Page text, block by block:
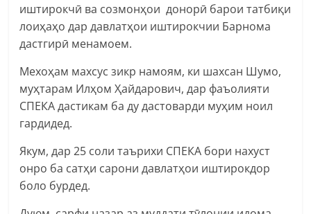
иштирокчӣ ва созмонҳои донорӣ барои татбиқи
лоиҳаҳо дар давлатҳои иштирокчии Барнома
дастгирӣ менамоем.
Мехоҳам махсус зикр намоям, ки шахсан Шумо,
муҳтарам Илҳом Ҳайдарович, дар фаъолияти
СПЕКА дастикам ба ду дастоварди муҳим ноил
гардидед.
Якум, дар 25 соли таърихи СПЕКА бори нахуст
онро ба сатҳи сарони давлатҳои иштирокдор
боло бурдед.